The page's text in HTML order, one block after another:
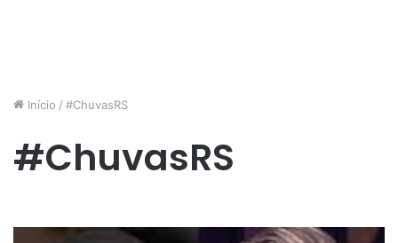
Início / #ChuvasRS
#ChuvasRS